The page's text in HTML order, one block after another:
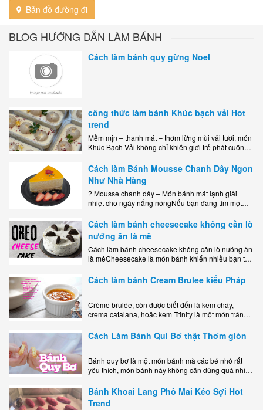
Bản đồ đường đi
BLOG HƯỚNG DẪN LÀM BÁNH
Cách làm bánh quy gừng Noel
công thức làm bánh Khúc bạch vải Hot
trend
Mềm mịn – thanh mát – thơm lừng mùi vải tươi, món
Khúc Bạch Vải không chỉ khiến giới trẻ phát cuồng
Cách làm Bánh Mousse Chanh Dây Ngon
Như Nhà Hàng
? Mousse chanh dây – Món bánh mát lạnh giải
nhiệt cho ngày nắng nóngNếu bạn đang tìm một
dễ..
Cách làm bánh cheesecake không cần lò
nướng ăn là mê
Cách làm bánh cheesecake không cần lò nướng ăn
là mêCheesecake là món bánh khiến nhiều bạn trẻ
kem..
Cách làm bánh Cream Brulee kiểu Pháp
Crème brûlée, còn được biết đến là kem cháy,
crema catalana, hoặc kem Trinity là một món tráng
lớp..
Cách Làm Bánh Qui Bơ thật Thơm giòn
Bánh quy bơ là một món bánh mà các bé nhỏ rất
yêu thích, món bánh này không cần dùng quá nhiều
Bánh Khoai Lang Phô Mai Kéo Sợi Hot
Trend